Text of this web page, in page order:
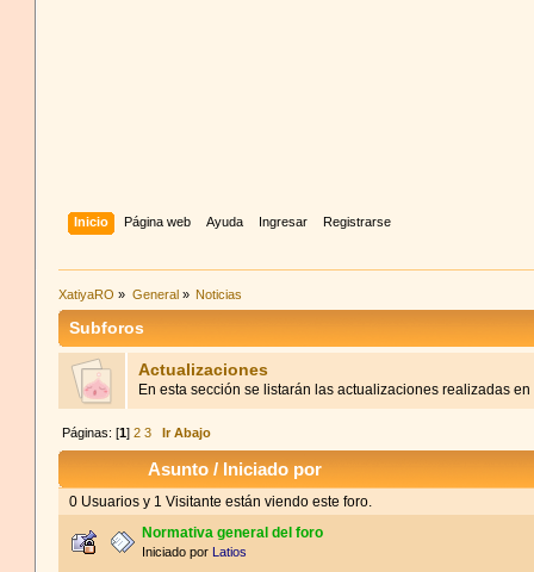
Inicio Página web Ayuda Ingresar Registrarse
XatiyaRO » General» Noticias
Subforos
Actualizaciones
En esta sección se listarán las actualizaciones realizadas en
Páginas: [1] 2 3 Ir Abajo
Asunto / Iniciado por
0 Usuarios y 1 Visitante están viendo este foro.
Normativa general del foro
Iniciado por Latios